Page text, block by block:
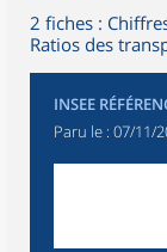
2 fiches :
Ratios des
INSEE
Paru le : 07/11/